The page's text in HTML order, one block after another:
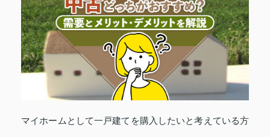
マイホームとして一戸建てを購入したいと考えている方